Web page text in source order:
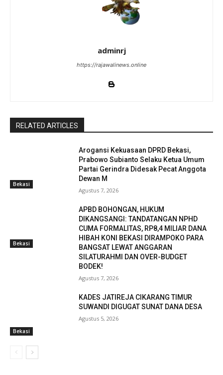
adminrj
https://rajawalinews.online
RELATED ARTICLES
Bekasi
Arogansi Kekuasaan DPRD Bekasi,
Prabowo Subianto Selaku Ketua Umum
Partai Gerindra Didesak Pecat Anggota
Dewan M
Agustus 7, 2026
Bekasi
APBD BOHONGAN, HUKUM
DIKANGSANGI: TANDATANGAN NPHD
CUMA FORMALITAS, RP8,4 MILIAR DANA
HIBAH KONI BEKASI DIRAMPOKO PARA
BANGSAT LEWAT ANGGARAN
SILATURAHMI DAN OVER-BUDGET
BODEK!
Agustus 7, 2026
Bekasi
KADES JATIREJA CIKARANG TIMUR
SUWANDI DIGUGAT SUNAT DANA DESA
Agustus 5, 2026